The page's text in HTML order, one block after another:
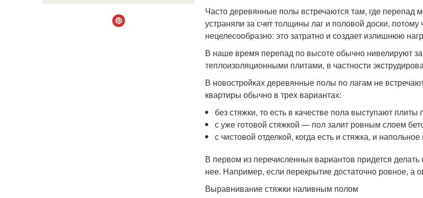
Часто деревянные полы встречаются там, где
устраняли за счет толщины лаг и половой доски,
нецелесообразно: это затратно и создает излишнюю
В наше время перепад по высоте обычно нивелируют
теплоизоляционными плитами, в частности
В новостройках деревянные полы по лагам не
квартиры обычно в трех вариантах:
без стяжки, то есть в качестве пола выступают плиты
с уже готовой стяжкой — пол залит ровным слоем
с чистовой отделкой, когда есть и стяжка, и
В первом из перечисленных вариантов придется
нее. Например, если перекрытие достаточно ровное, а
Выравнивание стяжки наливным полом